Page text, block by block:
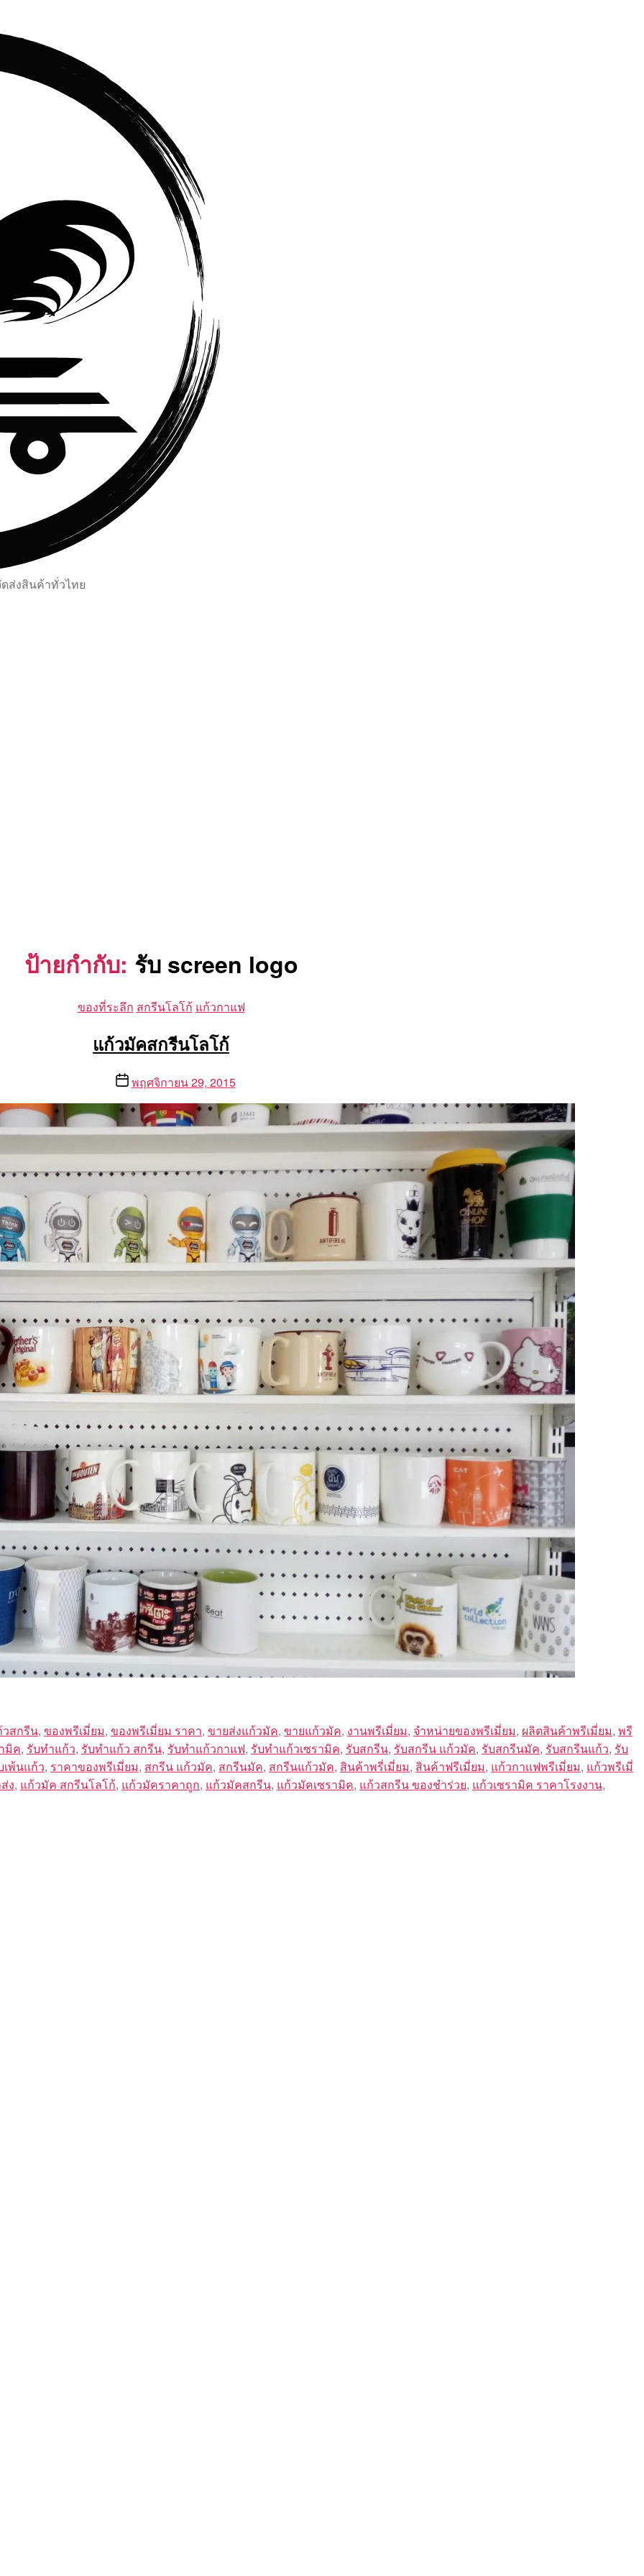
ส่งสินค้าทั่วไทย
ป้ายกำกับ: รับ screen logo
Categories
ของที่ระลึก สกรีนโลโก้ แก้วกาแฟ
แก้วมัคสกรีนโลโก้
Postพฤศจิกายน 29, 2015
วสกรีน, ของพรีเมี่ยม, ของพรีเมี่ยม ราคา, ขายส่งแก้วมัค, ขายแก้วมัค, งานพรีเมี่ยม, จำหน่ายของพรีเมี่ยม, ผลิตสินค้าพรีเมี่ยม, พรี
มิค, รับทำแก้ว, รับทำแก้ว สกรีน, รับทำแก้วกาแฟ, รับทำแก้วเซรามิค, รับสกรีน, รับสกรีน แก้วมัค, รับสกรีนมัค, รับสกรีนแก้ว, รับ
เพ้นแก้ว, ราคาของพรีเมี่ยม, สกรีน แก้วมัค, สกรีนมัค, สกรีนแก้วมัค, สินค้าพรี่เมี่ยม, สินค้าฟรีเมี่ยม, แก้วกาแฟพรีเมี่ยม, แก้วพรีเมี่
ง, แก้วมัค สกรีนโลโก้, แก้วมัคราคาถูก, แก้วมัคสกรีน, แก้วมัคเซรามิค, แก้วสกรีน ของชําร่วย, แก้วเซรามิค ราคาโรงงาน,